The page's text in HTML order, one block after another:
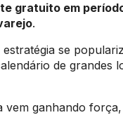
gratuito em
.
se
de grandes
vem ganhando